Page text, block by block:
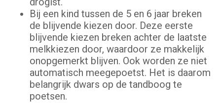
Bij een kind tussen de 5 en 6 jaar breken
de blijvende kiezen door. Deze eerste
blijvende kiezen breken achter de laatste
melkkiezen door, waardoor ze makkelijk
onopgemerkt blijven. Ook worden ze niet
automatisch meegepoetst. Het is daarom
belangrijk dwars op de tandboog te
poetsen.